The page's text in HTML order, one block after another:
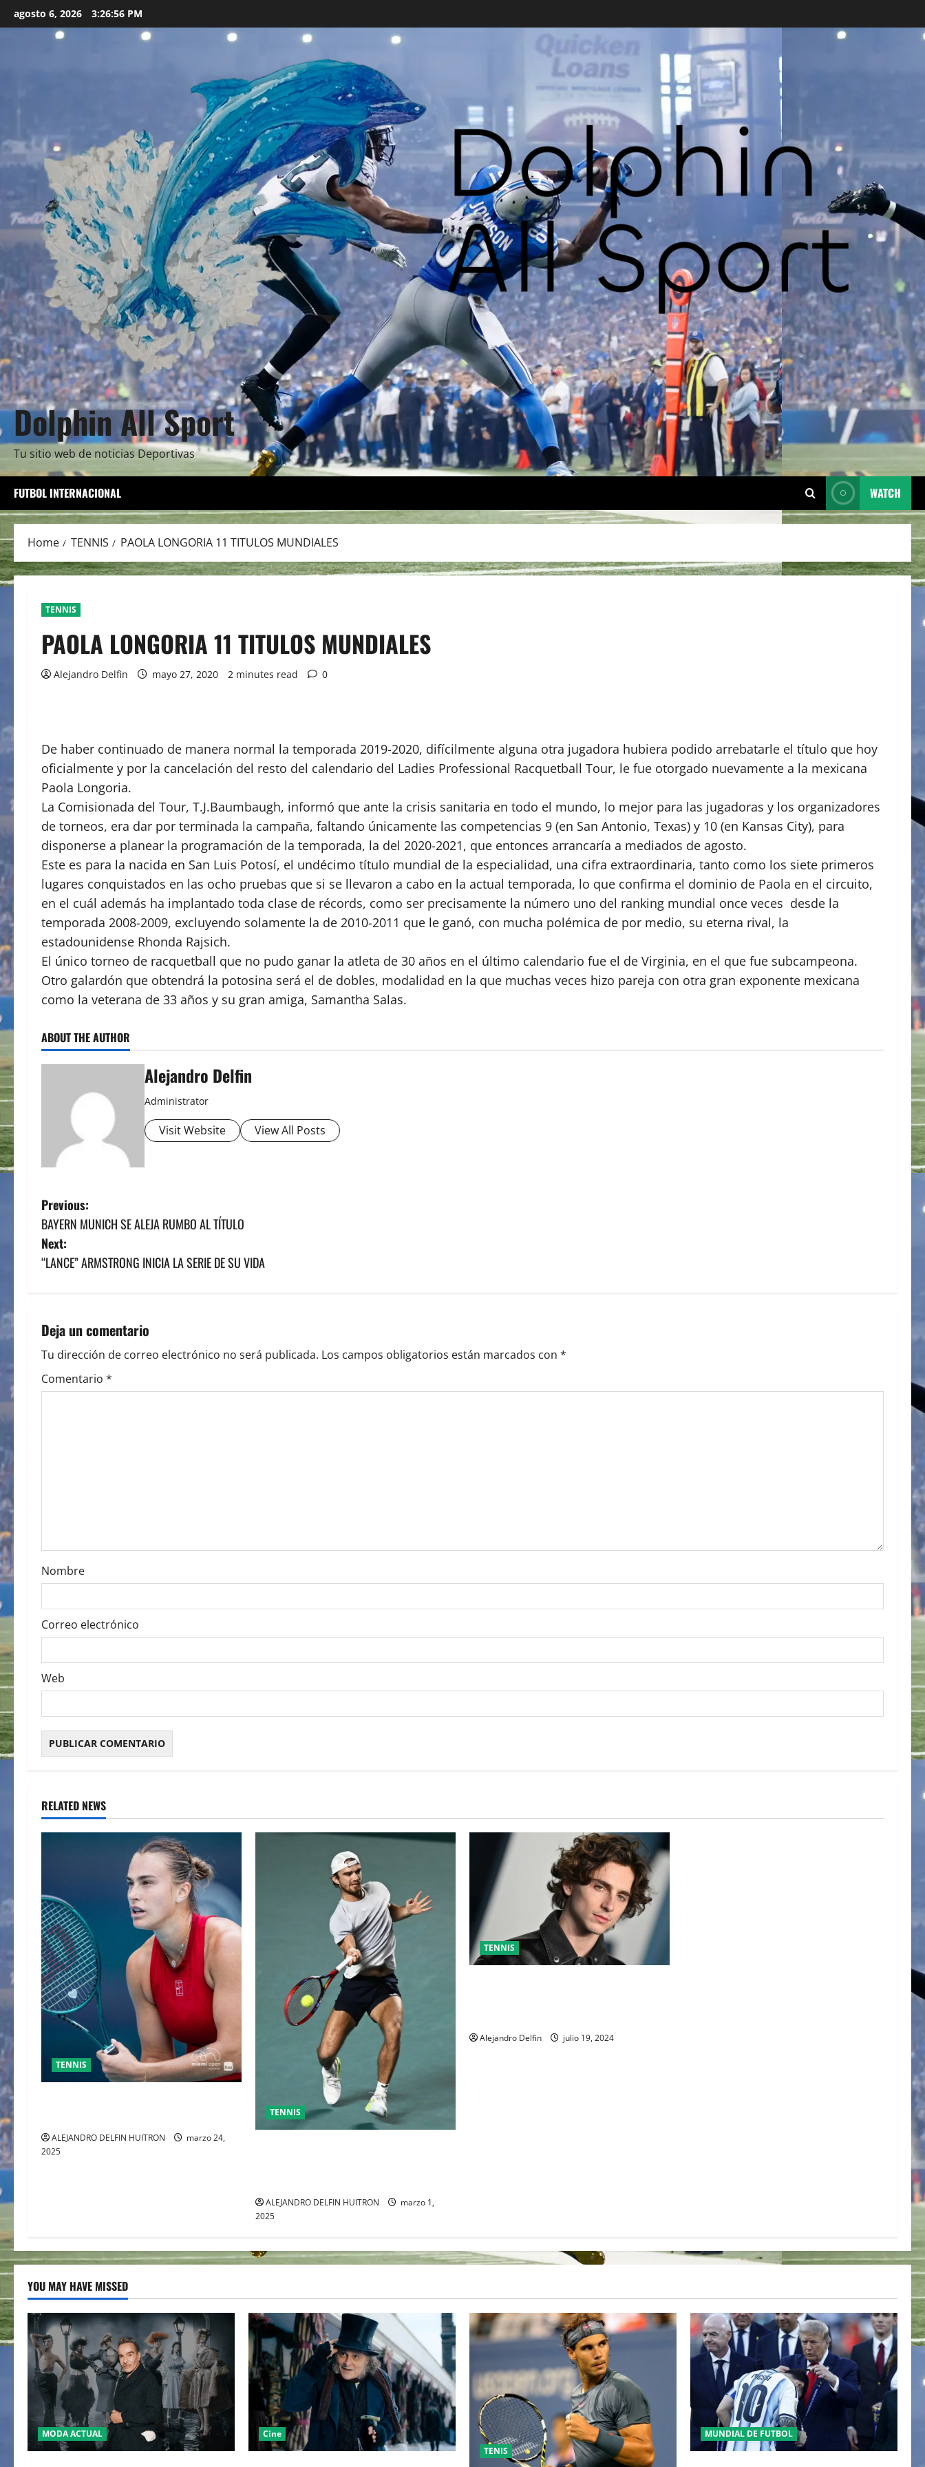
to
agosto 6, 2026 3:26:57 PM
Dolphin All Sport
Tu sitio web de noticias Deportivas
FUTBOL INTERNACIONAL WATCH
Home TENNIS PAOLA LONGORIA 11 TITULOS MUNDIALES
TENNIS
PAOLA LONGORIA 11 TITULOS MUNDIALES
Alejandro Delfin mayo 27, 2020 2 minutes read 0
De haber continuado de manera normal la temporada 2019-2020, difícilmente alguna otra jugadora hubiera podido arrebatarle el título que hoy
oficialmente y por la cancelación del resto del calendario del Ladies Professional Racquetball Tour, le fue otorgado nuevamente a la mexicana
Paola Longoria.
La Comisionada del Tour, T.J.Baumbaugh, informó que ante la crisis sanitaria en todo el mundo, lo mejor para las jugadoras y los organizadores
de torneos, era dar por terminada la campaña, faltando únicamente las competencias 9 (en San Antonio, Texas) y 10 (en Kansas City), para
disponerse a planear la programación de la temporada, la del 2020-2021, que entonces arrancaría a mediados de agosto.
Este es para la nacida en San Luis Potosí, el undécimo título mundial de la especialidad, una cifra extraordinaria, tanto como los siete primeros
lugares conquistados en las ocho pruebas que si se llevaron a cabo en la actual temporada, lo que confirma el dominio de Paola en el circuito,
en el cuál además ha implantado toda clase de récords, como ser precisamente la número uno del ranking mundial once veces desde la
temporada 2008-2009, excluyendo solamente la de 2010-2011 que le ganó, con mucha polémica de por medio, su eterna rival, la
estadounidense Rhonda Rajsich.
El único torneo de racquetball que no pudo ganar la atleta de 30 años en el último calendario fue el de Virginia, en el que fue subcampeona.
Otro galardón que obtendrá la potosina será el de dobles, modalidad en la que muchas veces hizo pareja con otra gran exponente mexicana
como la veterana de 33 años y su gran amiga, Samantha Salas.
ABOUT THE AUTHOR
Alejandro Delfin
Administrator
Visit Website View All Posts
P
o
s
n
a
v
o
n
Previous:
BAYERN MUNICH SE ALEJA RUMBO AL TÍTULO
Next:
“LANCE” ARMSTRONG INICIA LA SERIE DE SU VIDA
Deja un comentario
Tu dirección de correo electrónico no será publicada. Los campos obligatorios están marcados con *
Comentario *
Nombre
Correo electrónico
Web
RELATED NEWS
TENNIS
ALEJANDRO DELFIN HUITRON
marzo 24,
2025
TENNIS
ALEJANDRO DELFIN HUITRON
marzo 1,
2025
TENNIS
Alejandro Delfin julio 19, 2024
YOU MAY HAVE MISSED
MODA ACTUAL Cine
TENIS
MUNDIAL DE FUTBOL